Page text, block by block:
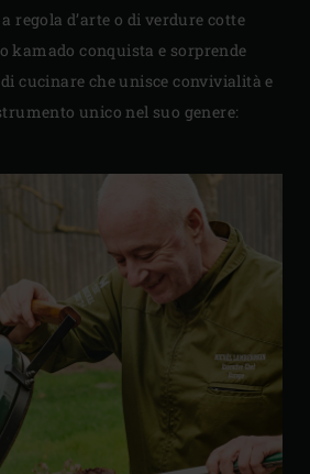
regola d’arte o di verdure cotte
kamado conquista e sorprende
cucinare che unisce convivialità e
unico nel suo genere: